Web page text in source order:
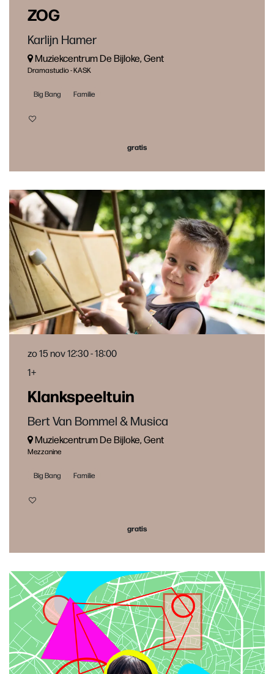
ZOG
Karlijn Hamer
Muziekcentrum De Bijloke, Gent
Dramastudio - KASK
Big Bang Familie
gratis
Klankspeeltuin
Bert Van Bommel & Musica
1+
zo 15 nov12:30 - 18:00
Muziekcentrum De Bijloke, Gent
Mezzanine
Big Bang Familie
gratis